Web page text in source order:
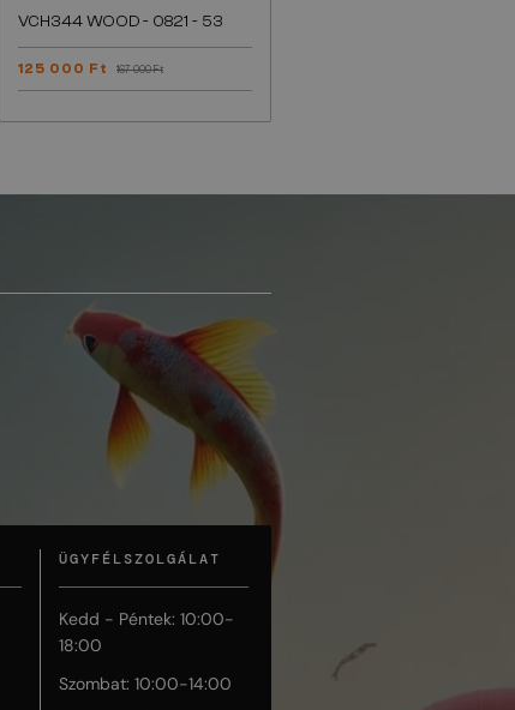
VCH344 WOOD - 0821 - 53
125 000 Ft 167 000 Ft
ÜGYFÉLSZOLGÁLAT
Kedd - Péntek: 10:00-
18:00
Szombat: 10:00-14:00